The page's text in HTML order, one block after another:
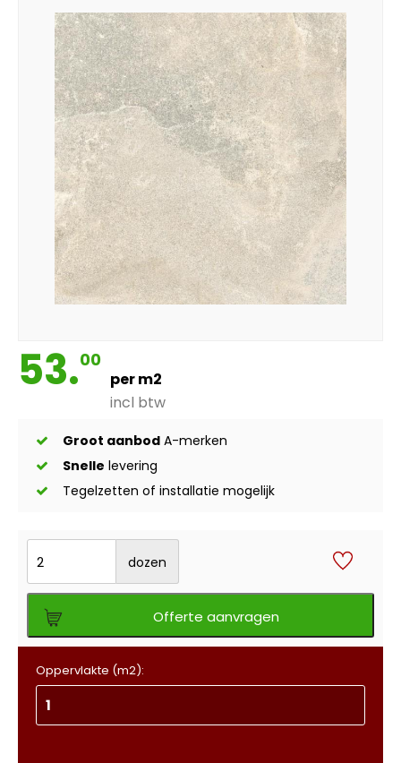
53.00
per m2
incl btw
Groot aanbod A-merken
Snelle levering
Tegelzetten of installatie mogelijk
dozen
Offerte aanvragen
Oppervlakte (m2):